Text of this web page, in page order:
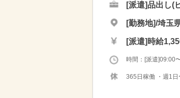
[派遣]品出し(
[勤務地]/埼玉
[派遣]時給
時間：[派遣]09:00
365日稼働 ・週1